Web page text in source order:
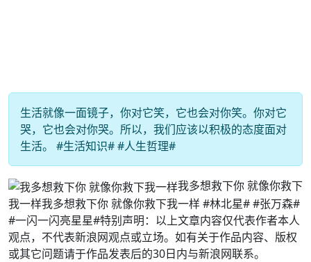
生活就像一面镜子，你对它笑，它也会对你笑。你对它
哭，它也会对你哭。所以，我们应该以积极的态度面对
生活。 #生活知识# #人生哲理#
我多想救下你 就像你救下
我一样我多想救下你 就像你救下我一样 #林北星# #张万森#
#一闪一闪亮星星#特别声明：以上文章内容仅代表作者本人
观点，不代表新浪网观点或立场。如有关于作品内容、版权
或其它问题请于作品发表后的30日内与新浪网联系。